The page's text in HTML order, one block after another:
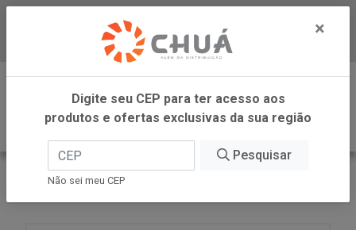
Baixe já nosso APP
0
INÍCIO
CARGILL VAREJO
×
Digite seu CEP para ter acesso aos
produtos e ofertas exclusivas da sua região
Pesquisar
Não sei meu CEP